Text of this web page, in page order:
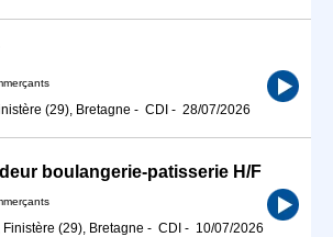
(29), Bretagne - CDI - 28/07/2026
boulangerie-patisserie H/F
(29), Bretagne - CDI - 10/07/2026